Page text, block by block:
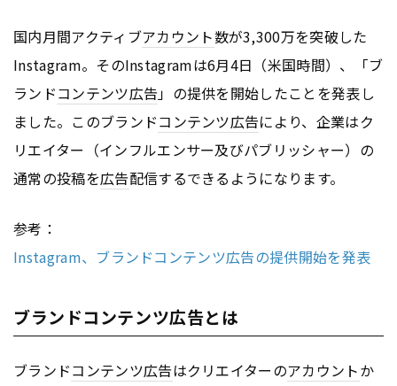
国内月間アクティブアカウント数が3,300万を突破した
Instagram。そのInstagramは6月4日（米国時間）、「ブ
ランドコンテンツ広告」の提供を開始したことを発表し
ました。このブランドコンテンツ広告により、企業はク
リエイター（インフルエンサー及びパブリッシャー）の
通常の投稿を広告配信するできるようになります。
参考：
Instagram、ブランドコンテンツ広告の提供開始を発表
ブランドコンテンツ広告とは
ブランドコンテンツ広告はクリエイターのアカウントか